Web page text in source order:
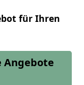
für Ihren
Angebote